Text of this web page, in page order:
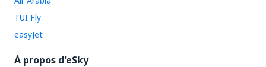
TUI Fly
easyJet
À propos d'eSky